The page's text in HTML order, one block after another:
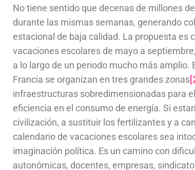
No tiene sentido que decenas de millones
durante las mismas semanas, generando
estacional de baja calidad. La propuesta
vacaciones escolares de mayo a
a lo largo de un periodo mucho más
Francia se organizan en tres grandes zonas
infraestructuras sobredimensionadas para
eficiencia en el consumo de energía. Si
civilización, a sustituir los fertilizantes y a
calendario de vacaciones escolares sea
imaginación política. Es un camino con
autonómicas, docentes, empresas,